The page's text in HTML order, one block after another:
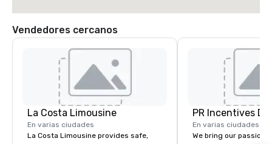
Vendedores cercanos
La Costa Limousine
En varias ciudades
La Costa Limousine provides safe,
PR Incentives
En varias ciudades
We bring our passion,